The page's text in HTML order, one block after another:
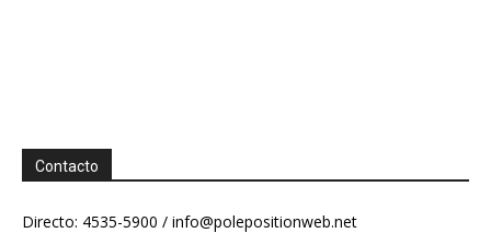
Contacto
Directo: 4535-5900 / info@polepositionweb.net